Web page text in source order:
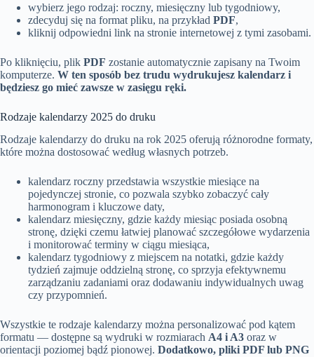
wybierz jego rodzaj: roczny, miesięczny lub tygodniowy,
zdecyduj się na format pliku, na przykład PDF,
kliknij odpowiedni link na stronie internetowej z tymi zasobami.
Po kliknięciu, plik PDF zostanie automatycznie zapisany na Twoim
komputerze. W ten sposób bez trudu wydrukujesz kalendarz i
będziesz go mieć zawsze w zasięgu ręki.
Rodzaje kalendarzy 2025 do druku
Rodzaje kalendarzy do druku na rok 2025 oferują różnorodne formaty,
które można dostosować według własnych potrzeb.
kalendarz roczny przedstawia wszystkie miesiące na
pojedynczej stronie, co pozwala szybko zobaczyć cały
harmonogram i kluczowe daty,
kalendarz miesięczny, gdzie każdy miesiąc posiada osobną
stronę, dzięki czemu łatwiej planować szczegółowe wydarzenia
i monitorować terminy w ciągu miesiąca,
kalendarz tygodniowy z miejscem na notatki, gdzie każdy
tydzień zajmuje oddzielną stronę, co sprzyja efektywnemu
zarządzaniu zadaniami oraz dodawaniu indywidualnych uwag
czy przypomnień.
Wszystkie te rodzaje kalendarzy można personalizować pod kątem
formatu — dostępne są wydruki w rozmiarach A4 i A3 oraz w
orientacji poziomej bądź pionowej. Dodatkowo, pliki PDF lub PNG